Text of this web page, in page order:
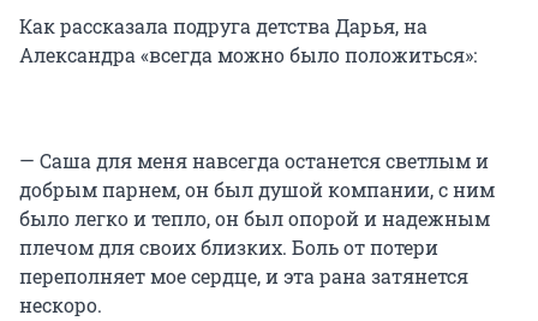
Как рассказала подруга детства Дарья, на
Александра «всегда можно было положиться»:
— Саша для меня навсегда останется светлым и
добрым парнем, он был душой компании, с ним
было легко и тепло, он был опорой и надежным
плечом для своих близких. Боль от потери
переполняет мое сердце, и эта рана затянется
нескоро.